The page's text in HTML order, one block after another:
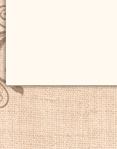
Птолемея,
вышло в
географического
городов